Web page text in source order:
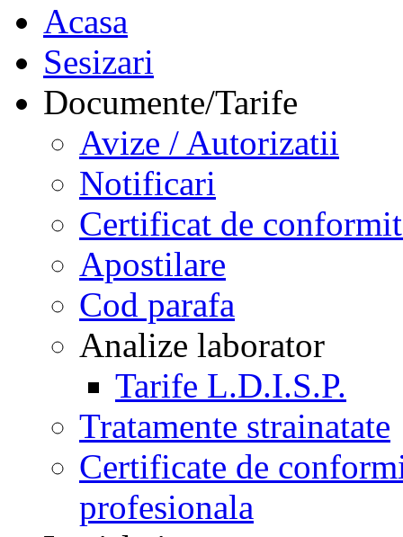
Acasa
Sesizari
Documente/Tarife
Avize / Autorizatii
Notificari
Certificat de
Apostilare
Cod parafa
Analize laborator
Tarife L.D.I.S.P.
Tratamente strainatate
Certificate de
profesionala